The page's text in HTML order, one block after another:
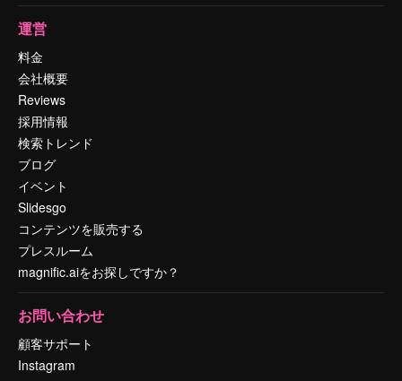
運営
料金
会社概要
Reviews
採用情報
検索トレンド
ブログ
イベント
Slidesgo
コンテンツを販売する
プレスルーム
magnific.aiをお探しですか？
お問い合わせ
顧客サポート
Instagram